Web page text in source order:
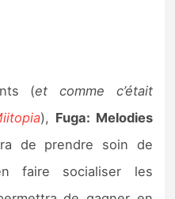
(et comme c’était
), Fuga: Melodies
de prendre soin de
faire socialiser les